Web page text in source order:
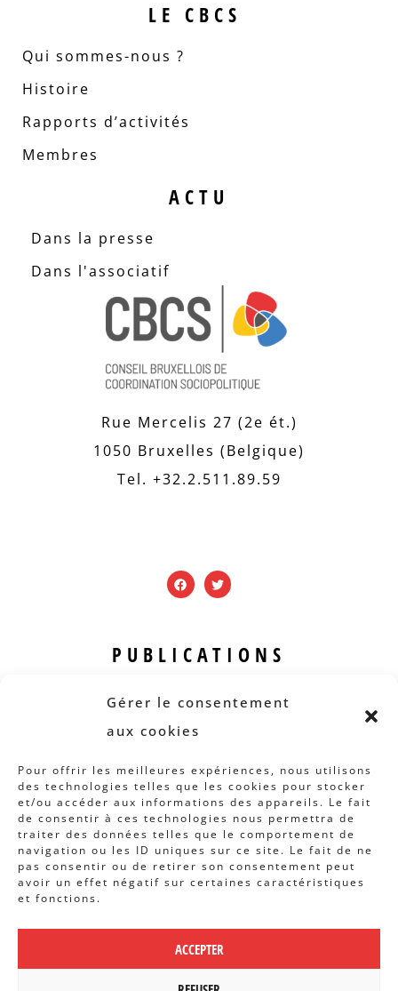
Gérer le consentement
aux cookies
Pour offrir les meilleures expériences, nous utilisons
des technologies telles que les cookies pour stocker
et/ou accéder aux informations des appareils. Le fait
de consentir à ces technologies nous permettra de
traiter des données telles que le comportement de
navigation ou les ID uniques sur ce site. Le fait de ne
pas consentir ou de retirer son consentement peut
avoir un effet négatif sur certaines caractéristiques
et fonctions.
ACCEPTER
LE CBCS
Qui sommes-nous ?
Histoire
Rapports d’activités
Membres
ACTU
Dans la presse
Dans l'associatif
Rue Mercelis 27 (2e ét.)
1050 Bruxelles (Belgique)
Tel. +32.2.511.89.59
PUBLICATIONS
Revue B.I.S.
Rapports et analyses
Articles
AUTRES INFOS
Actions
Concertation
Archives
POLITIQUE DE CONFIDENTIALITÉ|